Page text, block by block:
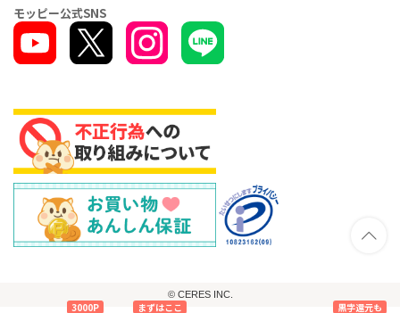
3000P まずはここ 黒字還元も
モッピー公式SNS
© CERES INC.